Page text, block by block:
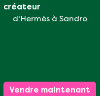
créateur
d'Hermès à Sandro
Vendre maintenant